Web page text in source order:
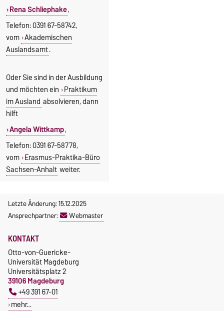
Rena Schliephake,
Telefon: 0391 67-58742,
vom Akademischen
Auslandsamt.
Oder Sie sind in der Ausbildung
und möchten ein Praktikum
im Ausland absolvieren, dann
hilft
Angela Wittkamp,
Telefon: 0391 67-58778,
vom Erasmus-Praktika-Büro
Sachsen-Anhalt weiter.
Letzte Änderung: 15.12.2025
Ansprechpartner:
Webmaster
KONTAKT
Otto-von-Guericke-
Universität Magdeburg
Universitätsplatz 2
39106 Magdeburg
+49 391 67-01
mehr…